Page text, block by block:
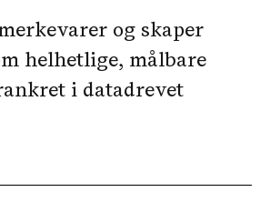
og skaper
helhetlige, målbare
i datadrevet